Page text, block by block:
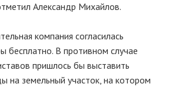
Александр Михайлов.
компания согласилась
бесплатно. В противном случае
пришлось бы выставить
на земельный участок, на котором